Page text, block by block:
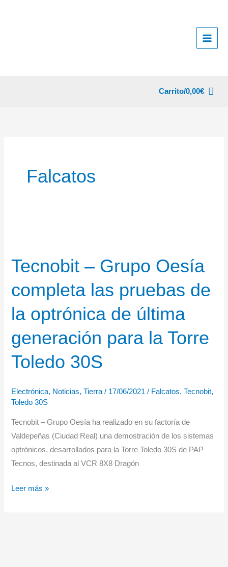
Carrito/0,00€
Falcatos
Tecnobit – Grupo Oesía
completa las pruebas de
la optrónica de última
generación para la Torre
Toledo 30S
Electrónica, Noticias,Tierra / 17/06/2021/ Falcatos,Tecnobit,
Toledo 30S
Tecnobit – Grupo Oesía ha realizado en su factoría de
Valdepeñas (Ciudad Real) una demostración de los sistemas
optrónicos, desarrollados para la Torre Toledo 30S de PAP
Tecnos, destinada al VCR 8X8 Dragón
Tecnobit
Leer más »